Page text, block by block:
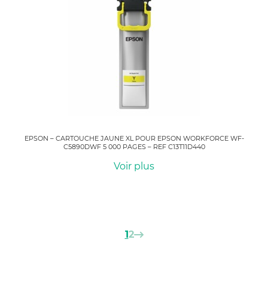
EPSON – CARTOUCHE JAUNE XL POUR EPSON WORKFORCE WF-
C5890DWF 5 000 PAGES – REF C13T11D440
Voir plus
12 Suivant